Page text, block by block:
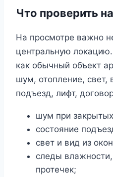
Что проверить
На просмотре важно
центральную
как обычный объект
шум, отопление, свет,
подъезд, лифт,
шум при
состояние
свет и вид из
следы
протечек;